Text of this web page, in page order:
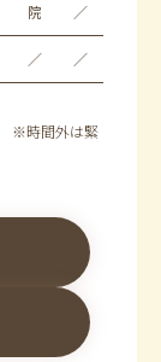
院 ／
／ ／
※時間外は緊